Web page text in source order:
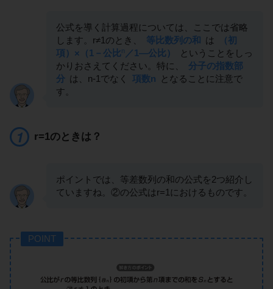
公式を導く計算過程については、ここでは省略
します。r≠1のとき、
等比数列の和 は
（初
項）×（1－公比n ／1―公比）
ということをしっ
かりおさえてください。特に、
分子の指数部
分 は、n-1でなく 項数n
となることに注意で
す。
r=1のときは？
ポイントでは、等差数列の和の公式を2つ紹介し
ていますね。②の公式はr=1におけるものです。
POINT